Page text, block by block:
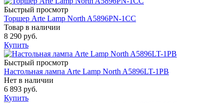
Быстрый просмотр
Торшер Arte Lamp North A5896PN-1CC
Товар в наличии
8 290 руб.
Купить
Быстрый просмотр
Настольная лампа Arte Lamp North A5896LT-1PB
Нет в наличии
6 893 руб.
Купить